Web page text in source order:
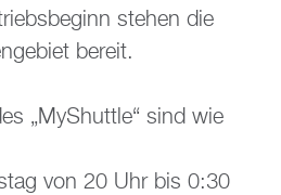
ste­hen die
be­reit.
„MyS­hut­tle“ sind wie
von 20 Uhr bis 0:30